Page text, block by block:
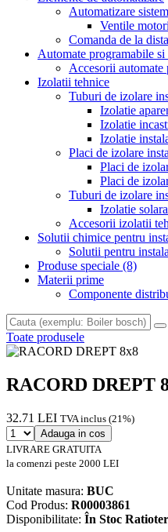
Automatizare
Ventile
Comanda de la
Automate programabile si
Accesorii automate
Izolatii tehnice
Tuburi de izolare
Izolatie
Izolatie
Izolatie
Placi de izolare
Placi de
Placi de
Tuburi de izolare
Izolatie
Accesorii izolatii
Solutii chimice pentru
Solutii pentru
Produse speciale (8)
Materii prime
Componente
Toate produsele
RACORD DREPT
32.71 LEI TVA inclus (21%)
Adauga in cos
LIVRARE GRATUITA
la comenzi peste 2000 LEI
Unitate masura: BUC
Cod Produs: R00003861
Disponibilitate: În Stoc